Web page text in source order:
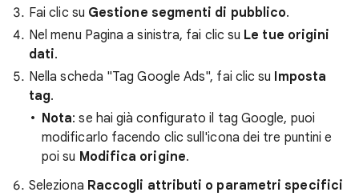
Fai clic su Gestione segmenti di pubblico.
Nel menu Pagina a sinistra, fai clic su Le tue origini
dati.
Nella scheda "Tag Google Ads", fai clic su Imposta
tag.
Nota: se hai già configurato il tag Google, puoi
modificarlo facendo clic sull'icona dei tre puntini e
poi su Modifica origine.
Seleziona Raccogli attributi o parametri specifici